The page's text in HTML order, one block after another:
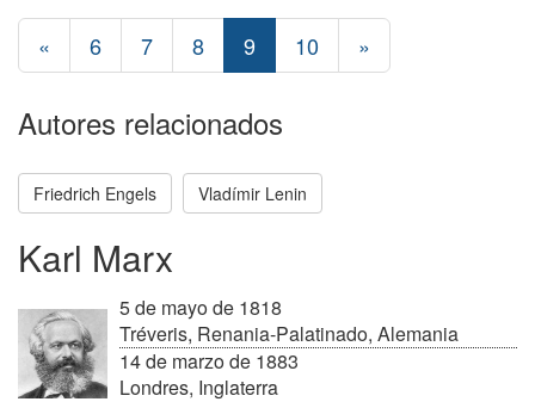
« 6 7 8 9 10 »
Autores relacionados
Friedrich Engels Vladímir Lenin
Karl Marx
5 de mayo de 1818
Tréveris, Renania-Palatinado, Alemania
14 de marzo de 1883
Londres, Inglaterra